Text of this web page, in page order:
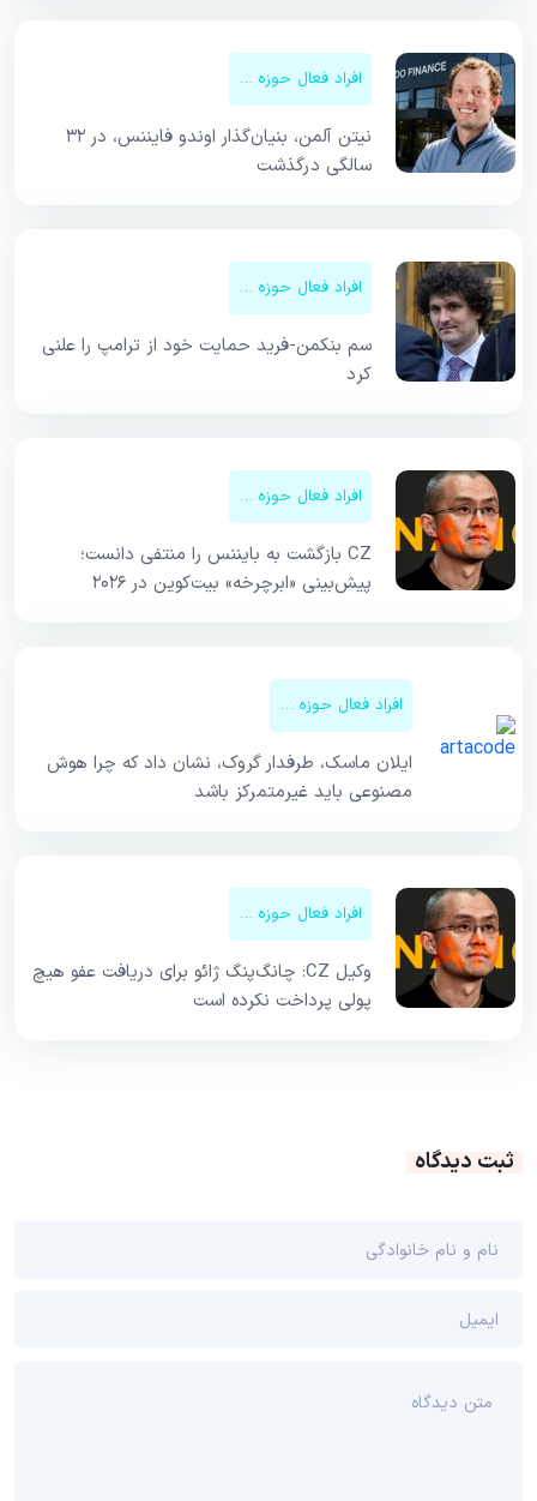
افراد فعال حوزه کریپتو
نیتن آلمن، بنیان‌گذار اوندو فایننس، در ۳۲
سالگی درگذشت
افراد فعال حوزه کریپتو
سم بنکمن-فرید حمایت خود از ترامپ را علنی
کرد
افراد فعال حوزه کریپتو
CZ بازگشت به بایننس را منتفی دانست؛
پیش‌بینی «ابرچرخه» بیت‌کوین در ۲۰۲۶
افراد فعال حوزه کریپتو
ایلان ماسک، طرفدار گروک، نشان داد که چرا هوش
مصنوعی باید غیرمتمرکز باشد
افراد فعال حوزه کریپتو
وکیل CZ: چانگ‌پنگ ژائو برای دریافت عفو هیچ
پولی پرداخت نکرده است
ثبت دیدگاه